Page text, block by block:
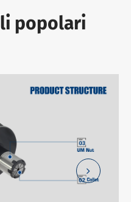
popolari